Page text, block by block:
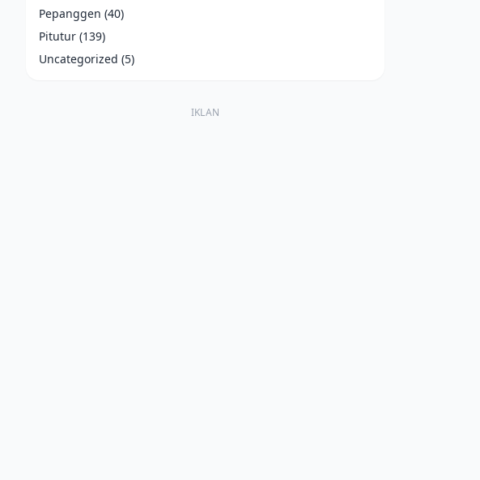
Pepanggen (40)
Pitutur (139)
Uncategorized (5)
IKLAN